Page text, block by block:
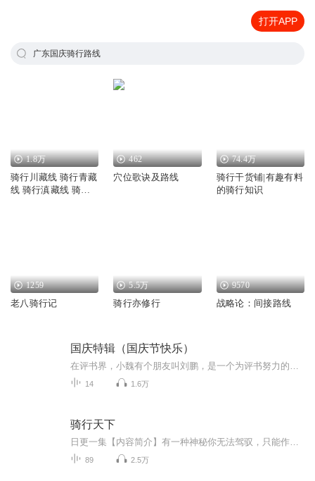
打开APP
广东国庆骑行路线
1.8万
骑行川藏线 骑行青藏
线 骑行滇藏线 骑行
462
穴位歌诀及路线
74.4万
骑行干货铺|有趣有料
的骑行知识
1259
老八骑行记
5.5万
骑行亦修行
9570
战略论：间接路线
国庆特辑（国庆节快乐）
14 1.6万
骑行天下
89 2.5万